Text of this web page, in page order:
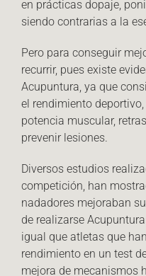
en prácticas dopaje,
siendo contrarias a la
Pero para conseguir
recurrir, pues existe
Acupuntura, ya que
el rendimiento
potencia muscular,
prevenir lesiones.
Diversos estudios
competición, han
nadadores mejoraban
de realizarse
igual que atletas que
rendimiento en un test
mejora de mecanismos